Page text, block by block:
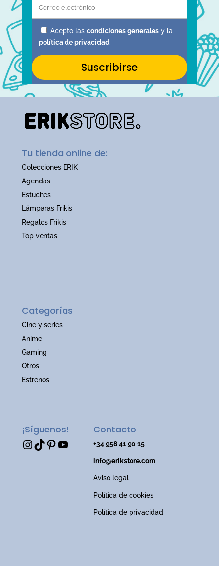
Acepto las condiciones generalesy la
política de privacidad.
Tu tienda online de:
Colecciones ERIK
Agendas
Estuches
Lámparas Frikis
Regalos Frikis
Top ventas
Categorías
Cine y series
Anime
Gaming
Otros
Estrenos
¡Síguenos!
InstagramTikTok Pinterest YouTube
Contacto
+34 958 41 90 15
info@erikstore.com
Aviso legal
Política de cookies
Política de privacidad